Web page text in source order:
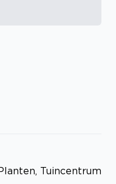
Planten, Tuincentrum